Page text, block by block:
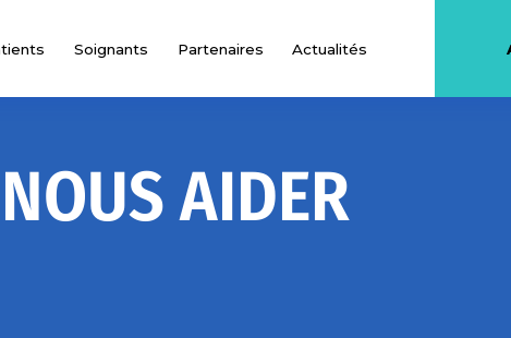
Soignants Partenaires Actualités
AIDER